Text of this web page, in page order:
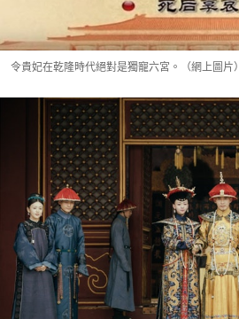
令貴妃在乾隆時代絕對是獨寵六宮。（網上圖片）